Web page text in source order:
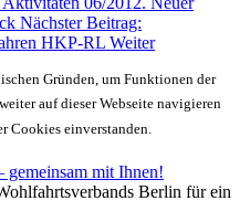
Nächster Beitrag:
HKP-RL Weiter
Gründen, um Funktionen der
auf dieser Webseite navigieren
Cookies einverstanden.
gemeinsam mit Ihnen!
Berlin für ein